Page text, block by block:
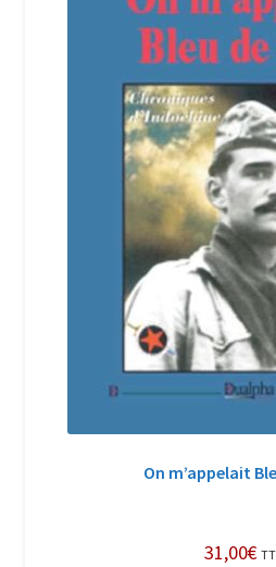
Login Customizer
Nous Contacter
Politique de confidentialité et
Soutien à Philippe Randa
Suivi de la Commande
On m’appelait
31,00€